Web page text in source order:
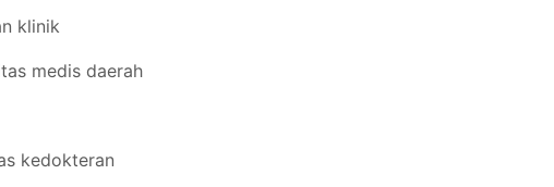
klinik
medis daerah
kedokteran